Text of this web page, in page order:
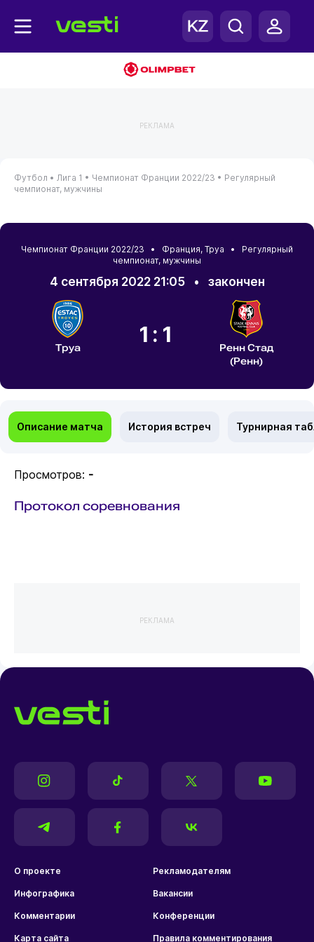
РЕКЛАМА
Футбол • Лига 1 • Чемпионат Франции 2022/23 • Регулярный
чемпионат, мужчины
Чемпионат Франции 2022/23 • Франция, Труа • Регулярный
чемпионат, мужчины
4 сентября 2022 21:05• закончен
Труа
1:1
Ренн Стад
(Ренн)
Описание матча История встреч Турнирная
Просмотров: -
Протокол соревнования
РЕКЛАМА
О проекте Рекламодателям
Инфографика Вакансии
Комментарии Конференции
Карта сайта Правила комментирования